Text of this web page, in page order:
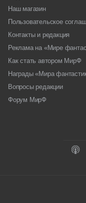
Наш магазин
Пользовательское
Контакты и редакция
Реклама на «Мире
Как стать автором МирФ
Награды «Мира
Вопросы редакции
Форум МирФ